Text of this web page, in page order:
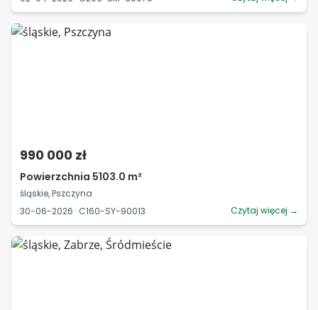
990 000 zł
Powierzchnia 5103.0 m²
śląskie, Pszczyna
30-06-2026 · C160-SY-90013
Czytaj więcej →